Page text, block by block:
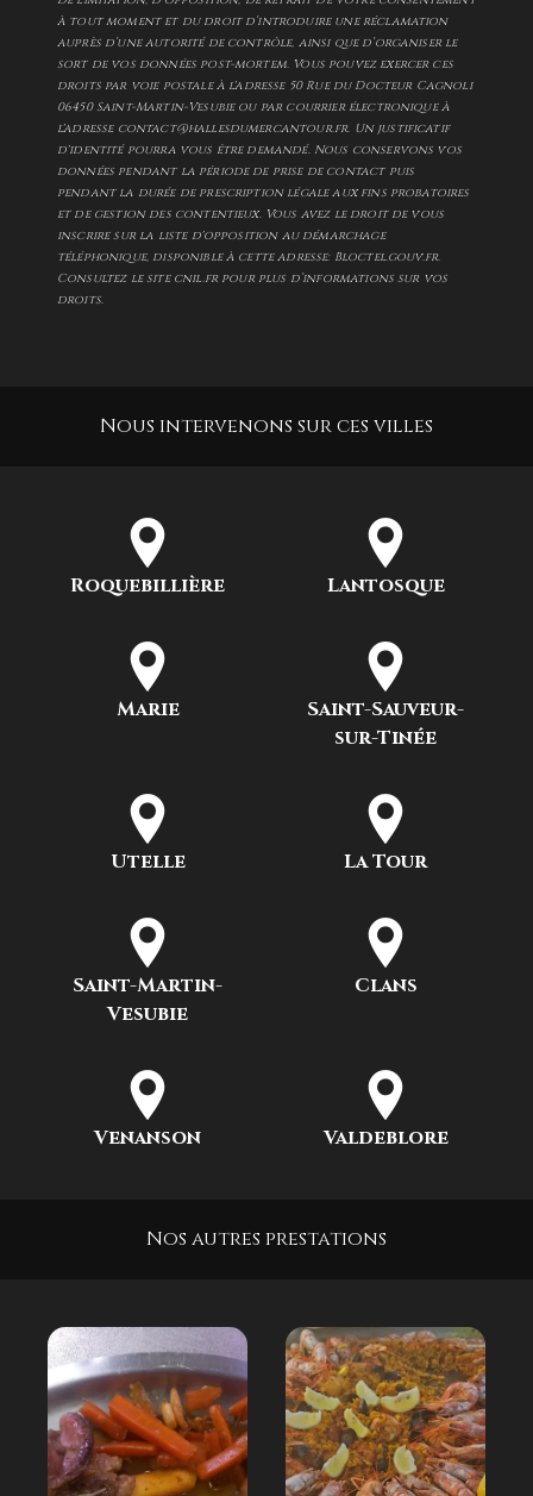
à tout moment et du droit d’introduire une réclamation
auprès d’une autorité de contrôle, ainsi que d’organiser le
sort de vos données post-mortem. Vous pouvez exercer ces
droits par voie postale à l'adresse 50 Rue du Docteur Cagnoli
06450 Saint-Martin-Vesubie ou par courrier électronique à
l'adresse contact@hallesdumercantour.fr. Un justificatif
d'identité pourra vous être demandé. Nous conservons vos
données pendant la période de prise de contact puis
pendant la durée de prescription légale aux fins probatoires
et de gestion des contentieux. Vous avez le droit de vous
inscrire sur la liste d'opposition au démarchage
téléphonique, disponible à cette adresse: Bloctel.gouv.fr.
Consultez le site cnil.fr pour plus d’informations sur vos
droits.
Nous intervenons sur ces villes
Roquebillière Lantosque
Marie
Saint-Sauveur-
sur-Tinée
Utelle La Tour
Saint-Martin-
Vesubie
Clans
Venanson Valdeblore
Nos autres prestations